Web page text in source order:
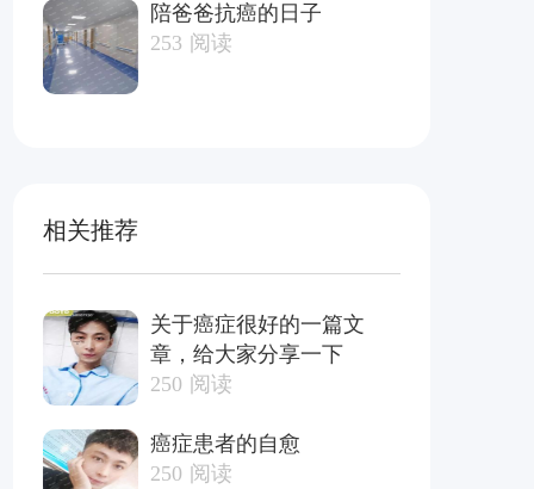
陪爸爸抗癌的日子
253 阅读
相关推荐
关于癌症很好的一篇文
章，给大家分享一下
250 阅读
癌症患者的自愈
250 阅读